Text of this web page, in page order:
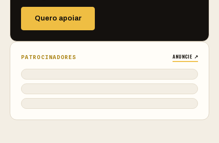
Quero apoiar
PATROCINADORES ANUNCIE ↗